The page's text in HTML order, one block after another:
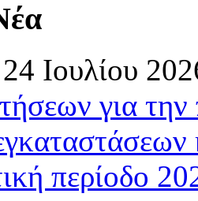
Ιουλίου
για
περίοδο